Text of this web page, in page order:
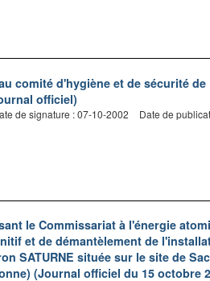
comité d'hygiène et de sécurité de
officiel)
de signature : 07-10-2002
Date de
le Commissariat à l'énergie
et de démantèlement de
SATURNE située sur le site de
(Journal officiel du 15 octobre